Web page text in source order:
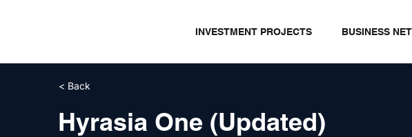
INVESTMENT PROJECTS BUSINESS
< Back
Hyrasia One (Updated)